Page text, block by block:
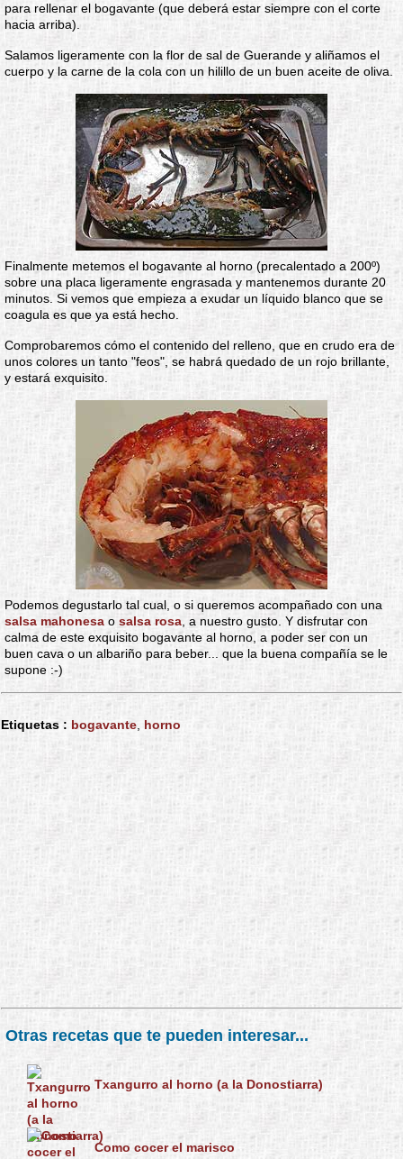
para rellenar el bogavante (que deberá estar siempre con el corte
hacia arriba).
Salamos ligeramente con la flor de sal de Guerande y aliñamos el
cuerpo y la carne de la cola con un hilillo de un buen aceite de oliva.
Finalmente metemos el bogavante al horno (precalentado a 200º)
sobre una placa ligeramente engrasada y mantenemos durante 20
minutos. Si vemos que empieza a exudar un líquido blanco que se
coagula es que ya está hecho.
Comprobaremos cómo el contenido del relleno, que en crudo era de
unos colores un tanto "feos", se habrá quedado de un rojo brillante,
y estará exquisito.
Podemos degustarlo tal cual, o si queremos acompañado con una
salsa mahonesa o salsa rosa , a nuestro gusto. Y disfrutar con
calma de este exquisito bogavante al horno, a poder ser con un
buen cava o un albariño para beber... que la buena compañía se le
supone :-)
Etiquetas : bogavante horno
Otras recetas que te pueden interesar...
Txangurro al horno (a la Donostiarra)
Como cocer el marisco